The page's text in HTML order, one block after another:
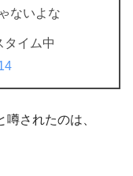
ないよな
イム中
されたのは、